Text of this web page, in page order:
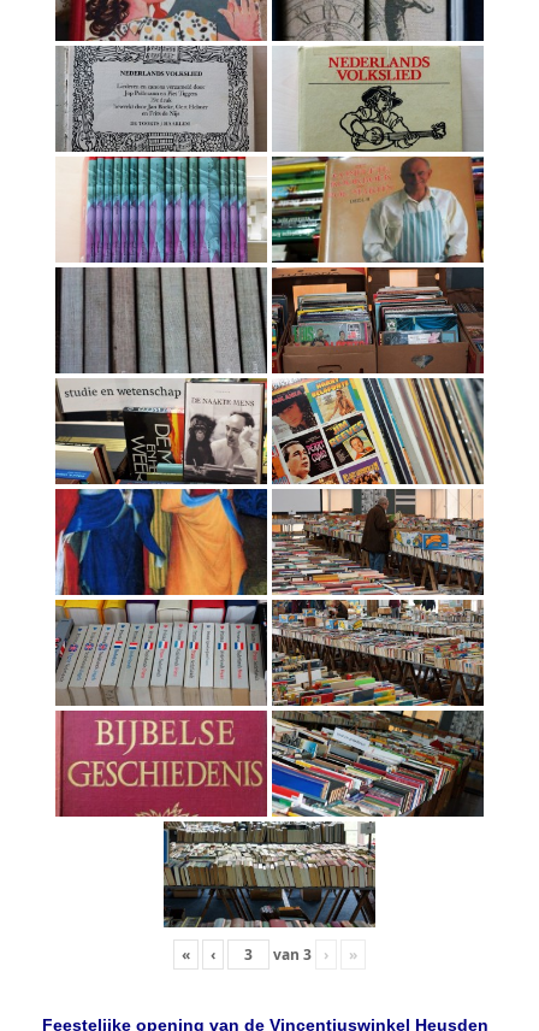
« ‹ van 3 › »
Feestelijke opening van de Vincentiuswinkel Heusden